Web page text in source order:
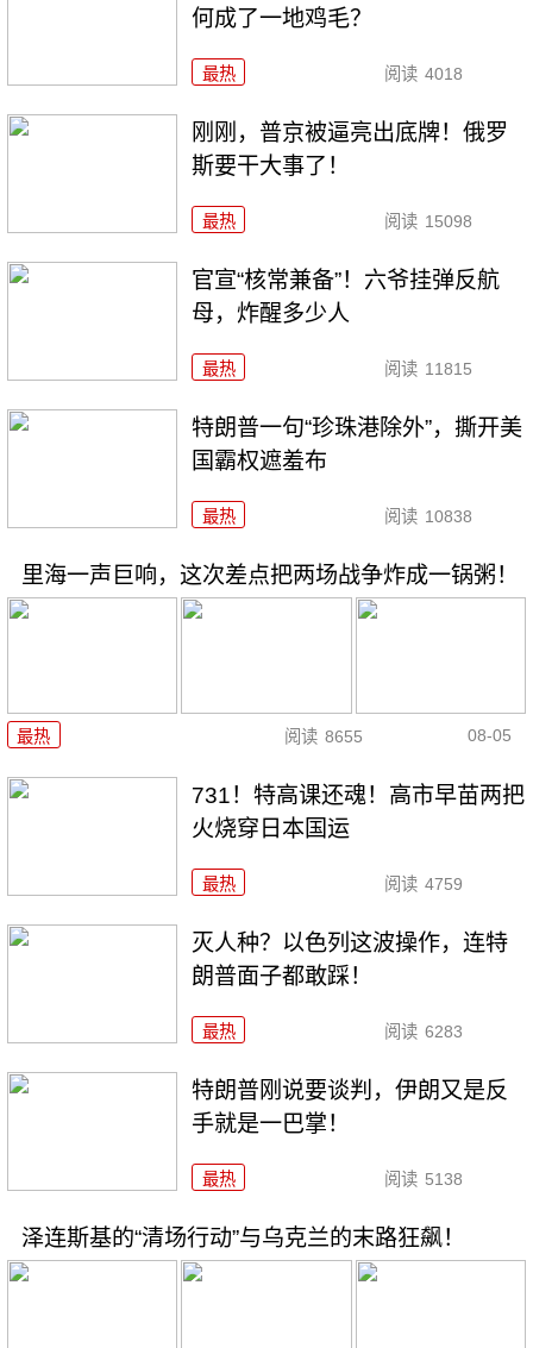
何成了一地鸡毛？
最热 阅读 4018
刚刚，普京被逼亮出底牌！俄罗
斯要干大事了！
最热 阅读 15098
官宣“核常兼备”！六爷挂弹反航
母，炸醒多少人
最热 阅读 11815
特朗普一句“珍珠港除外”，撕开美
国霸权遮羞布
最热 阅读 10838
里海一声巨响，这次差点把两场战争炸成一锅粥！
最热 阅读 8655 08-05
731！特高课还魂！高市早苗两把
火烧穿日本国运
最热 阅读 4759
灭人种？以色列这波操作，连特
朗普面子都敢踩！
最热 阅读 6283
特朗普刚说要谈判，伊朗又是反
手就是一巴掌！
最热 阅读 5138
泽连斯基的“清场行动”与乌克兰的末路狂飙！